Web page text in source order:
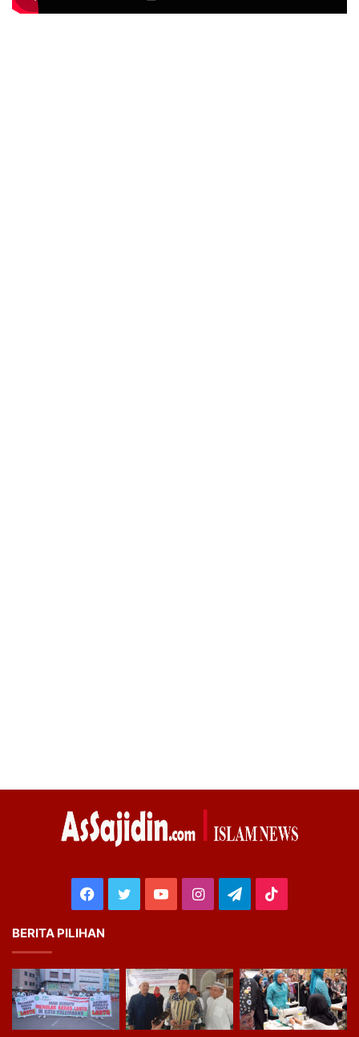
Facebook
TwitterYouTubeInstagram
Telegram
BERITA PILIHAN